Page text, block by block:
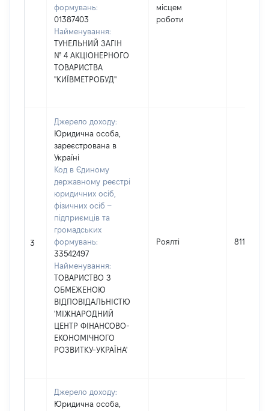
формувань:
01387403
Найменування:
ТУНЕЛЬНИЙ ЗАГІН
№ 4 АКЦІОНЕРНОГО
ТОВАРИСТВА
"КИЇВМЕТРОБУД"
місцем
роботи
3
Джерело доходу:
Юридична особа,
зареєстрована в
Україні
Код в Єдиному
державному реєстрі
юридичних осіб,
фізичних осіб –
підприємців та
громадських
формувань:
33542497
Найменування:
ТОВАРИСТВО З
ОБМЕЖЕНОЮ
ВІДПОВІДАЛЬНІСТЮ
'МІЖНАРОДНИЙ
ЦЕНТР ФІНАНСОВО-
ЕКОНОМІЧНОГО
РОЗВИТКУ-УКРАЇНА'
Роялті 811
Джерело доходу:
Юридична особа,